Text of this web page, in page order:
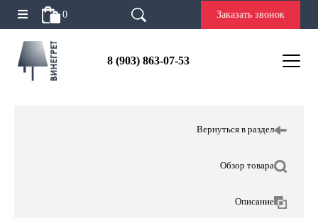
0 Заказать звонок
8 (903) 863-07-53
Вернуться в раздел
Обзор товара
Описание